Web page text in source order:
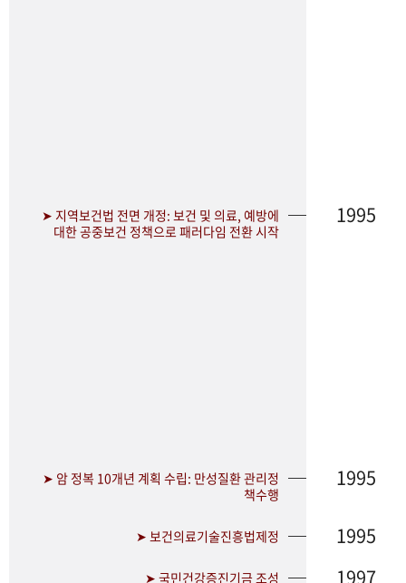
➤ 지역보건법 전면 개정: 보건 및 의료, 예방에
대한 공중보건 정책으로 패러다임 전환 시작
1995
➤ 암 정복 10개년 계획 수립: 만성질환 관리정
책수행
1995
➤ 보건의료기술진흥법제정 1995
➤ 국민건강증진기금 조성 1997